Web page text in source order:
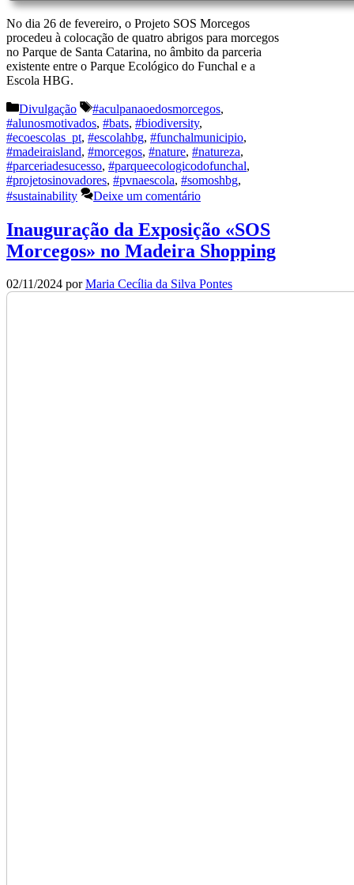
No dia 26 de fevereiro, o Projeto SOS Morcegos
procedeu à colocação de quatro abrigos para morcegos
no Parque de Santa Catarina, no âmbito da parceria
existente entre o Parque Ecológico do Funchal e a
Escola HBG.
Categorias
Divulgação Etiquetas
#aculpanaoedosmorcegos,
#alunosmotivados, #bats, #biodiversity,
#ecoescolas_pt, #escolahbg, #funchalmunicipio,
#madeiraisland, #morcegos, #nature, #natureza,
#parceriadesucesso, #parqueecologicodofunchal,
#projetosinovadores, #pvnaescola, #somoshbg,
#sustainability
Deixe um comentário
Inauguração da Exposição «SOS
Morcegos» no Madeira Shopping
02/11/2024 porMaria Cecília da Silva Pontes